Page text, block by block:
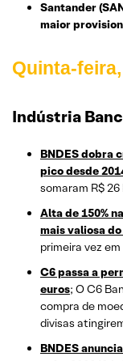
Santander
maior
Quinta-
Indústria
BNDES dobra
pico desde
somaram R$ 26
Alta de 150%
mais valiosa
primeira vez
C6 passa a
euros; O C6
compra de
divisas
BNDES